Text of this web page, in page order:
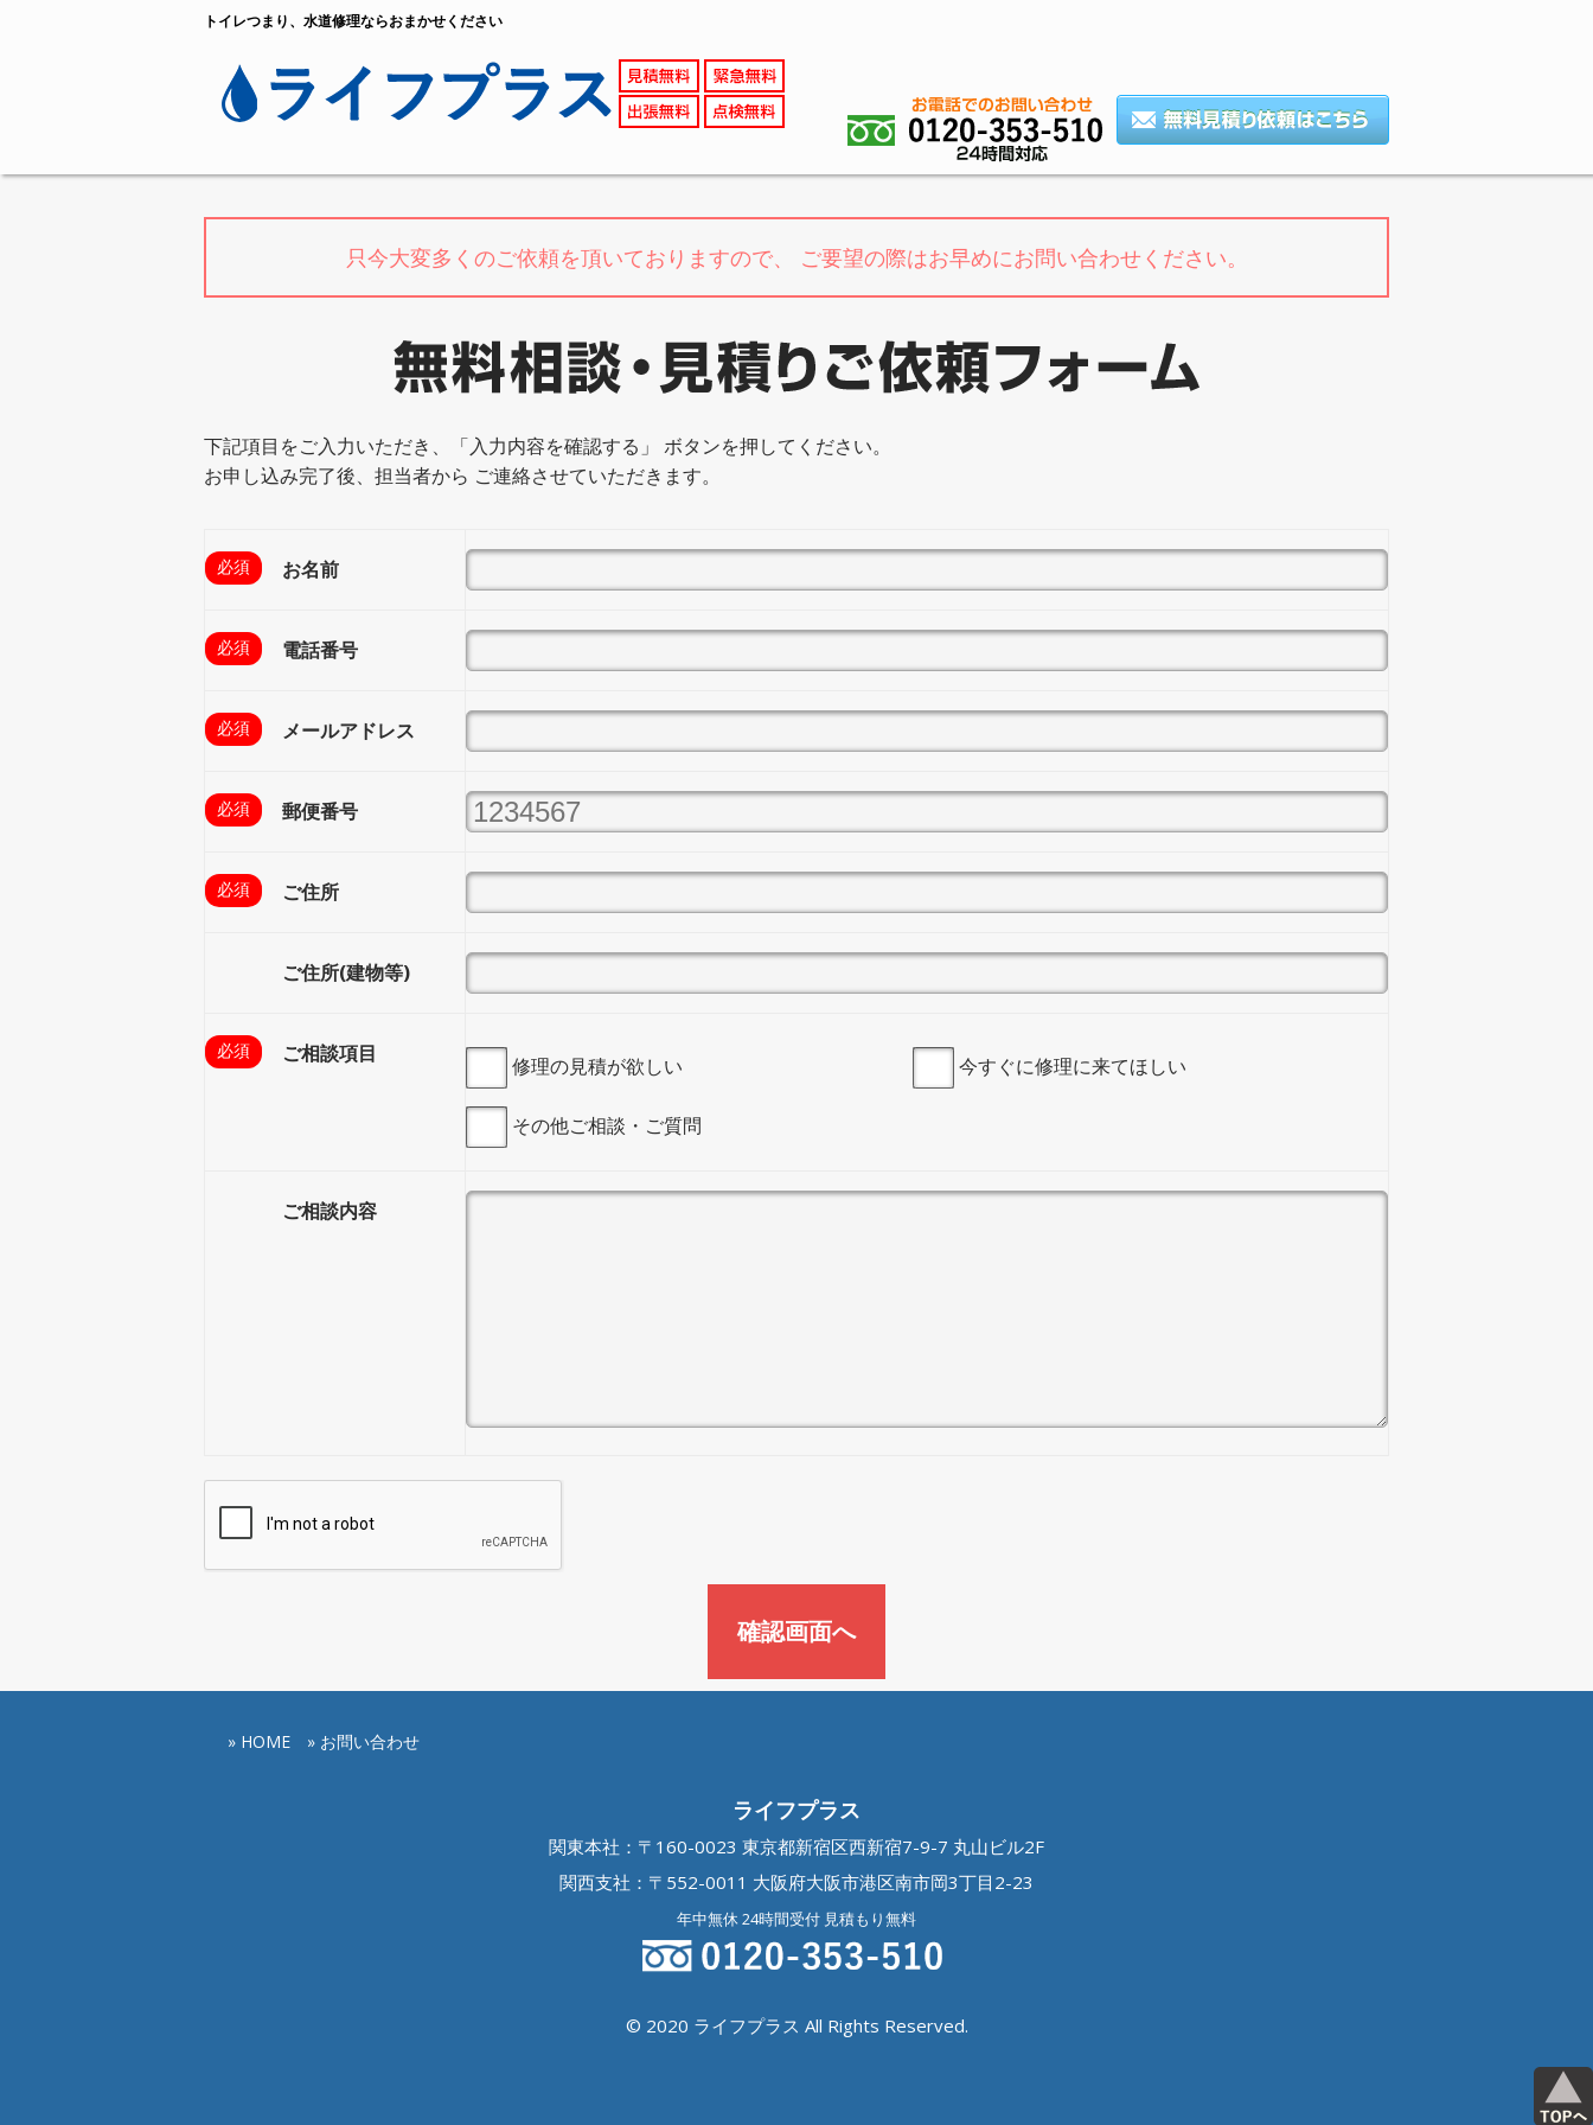
トイレつまり、水道修理ならおまかせください
只今大変多くのご依頼を頂いておりますので、 ご要望の際はお早めにお問い合わせください。
下記項目をご入力いただき、「入力内容を確認する」 ボタンを押してください。
お申し込み完了後、担当者から ご連絡させていただきます。
お名前
電話番号
メールアドレス
郵便番号
ご住所
ご住所(建物等)
ご相談項目 修理の見積が欲しい 今すぐに修理に来てほしい
その他ご相談・ご質問
ご相談内容
» HOME » お問い合わせ
ライフプラス
関東本社：〒160-0023 東京都新宿区西新宿7-9-7 丸山ビル2F
関西支社：〒552-0011 大阪府大阪市港区南市岡3丁目2-23
年中無休 24時間受付 見積もり無料
© 2020 ライフプラス All Rights Reserved.